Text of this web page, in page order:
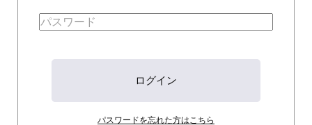
パスワードを忘れた方はこちら